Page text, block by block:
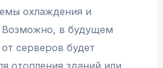
охлаждения и
Возможно, в будущем
серверов будет
отопления зданий или